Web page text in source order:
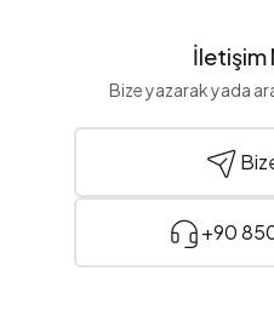
İletişim
Bize yazarak yada
+90